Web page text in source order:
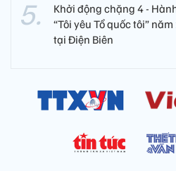
Khởi động chặng 4 -
“Tôi yêu Tổ quốc tôi”
tại Điện Biên